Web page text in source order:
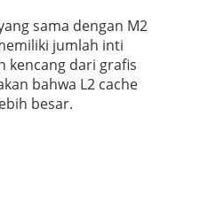
sama dengan M2
jumlah inti
kencang dari grafis
bahwa L2 cache
besar.